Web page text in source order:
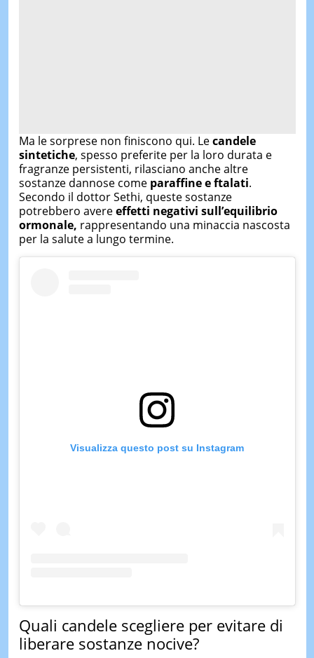
Ma le sorprese non finiscono qui. Lecandele
sintetiche, spesso preferite per la loro durata e
fragranze persistenti, rilasciano anche altre
sostanze dannose come paraffine e ftalati.
Secondo il dottor Sethi, queste sostanze
potrebbero avereeffetti negativi sull’equilibrio
ormonale, rappresentando una minaccia nascosta
per la salute a lungo termine.
Visualizza questo post su Instagram
Quali candele scegliere per evitare di
liberare sostanze nocive?